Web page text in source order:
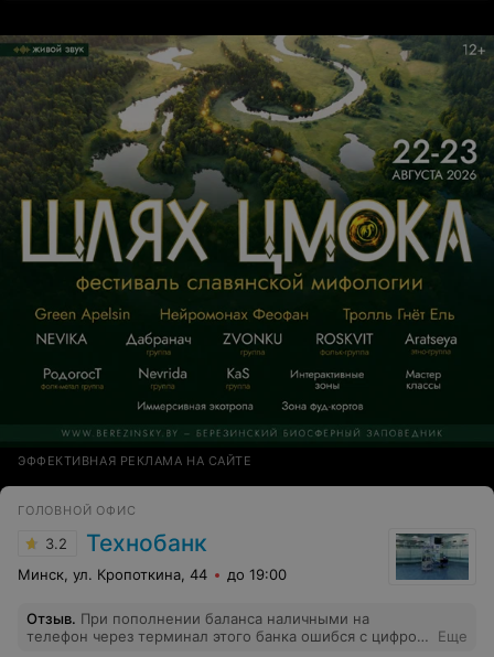
ЭФФЕКТИВНАЯ РЕКЛАМА НА САЙТЕ
ГОЛОВНОЙ ОФИС
3.2 Технобанк
Минск, ул. Кропоткина, 44 до 19:00
Отзыв. При пополнении баланса наличными на
телефон через терминал этого банка ошибся с цифрой
Еще